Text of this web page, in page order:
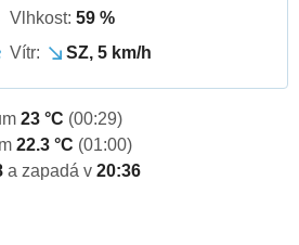
Vlhkost: 59 %
Vítr:
SZ, 5 km/h
23 °C (00:29)
22.3 °C (01:00)
a zapadá v 20:36